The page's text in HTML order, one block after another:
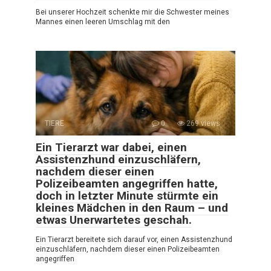
Bei unserer Hochzeit schenkte mir die Schwester meines
Mannes einen leeren Umschlag mit den
TIERE 0 269 views
Ein Tierarzt war dabei, einen
Assistenzhund einzuschläfern,
nachdem dieser einen
Polizeibeamten angegriffen hatte,
doch in letzter Minute stürmte ein
kleines Mädchen in den Raum – und
etwas Unerwartetes geschah.
Ein Tierarzt bereitete sich darauf vor, einen Assistenzhund
einzuschläfern, nachdem dieser einen Polizeibeamten
angegriffen